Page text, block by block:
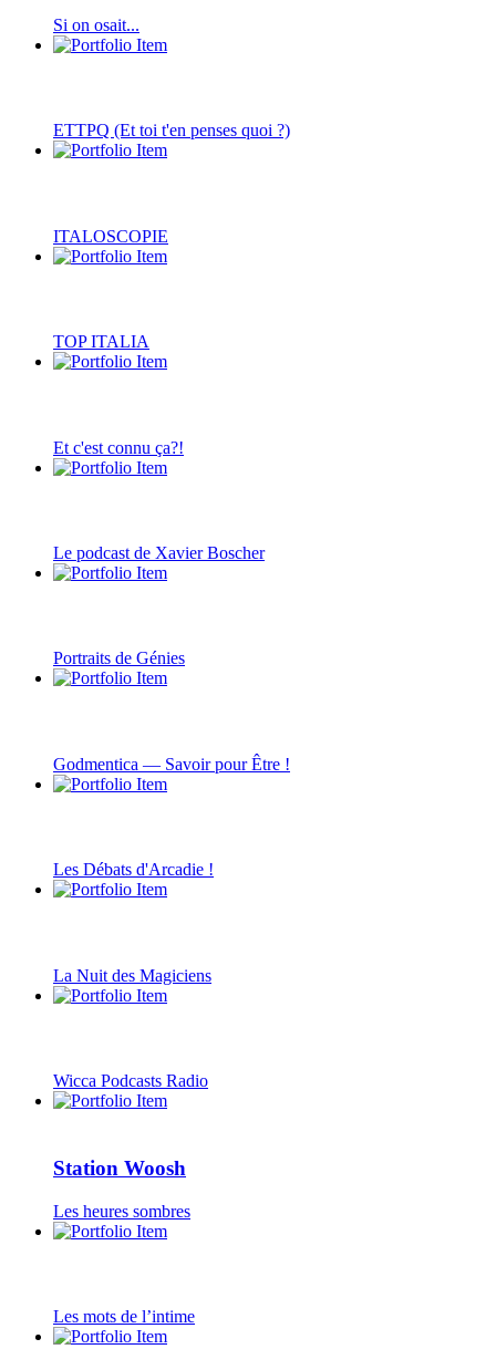
Si on osait...
ETTPQ (Et toi t'en penses quoi ?)
ITALOSCOPIE
TOP ITALIA
Et c'est connu ça?!
Le podcast de Xavier Boscher
Portraits de Génies
Godmentica — Savoir pour Être !
Les Débats d'Arcadie !
La Nuit des Magiciens
Wicca Podcasts Radio
Station Woosh
Les heures sombres
Les mots de l’intime